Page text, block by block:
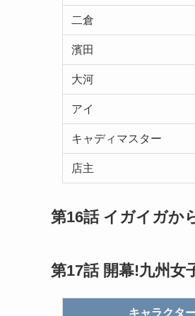
二倉
濱田
大河
アイ
キャディマスター
店主
第16話 イガイガか
第17話 開幕!九州女
キャラクタ